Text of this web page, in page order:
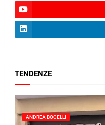
TENDENZE
ANDREA BOCELLI